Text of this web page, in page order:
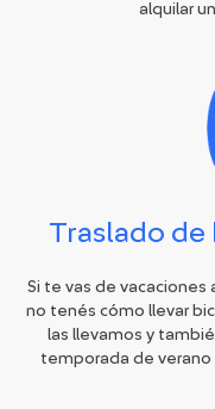
alquilar
Traslado de
Si te vas de
no tenés cómo llevar
las llevamos y
temporada de verano